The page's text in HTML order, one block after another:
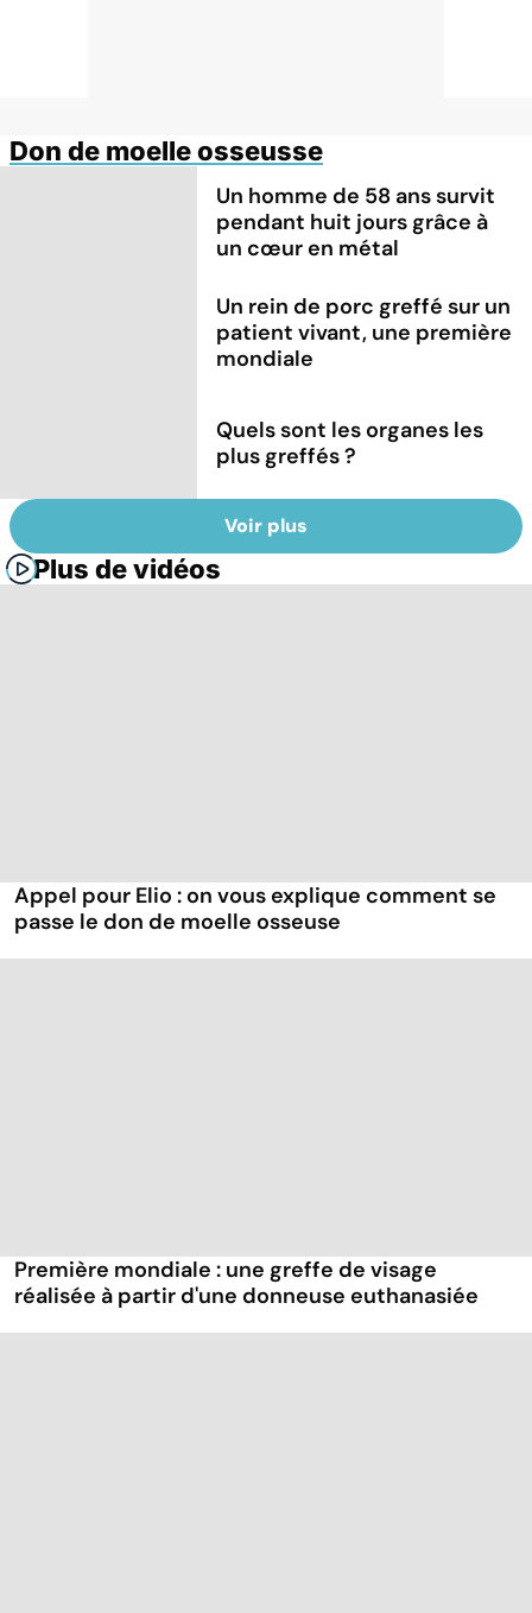
Don de moelle osseusse
Un homme de 58 ans survit
pendant huit jours grâce à
un cœur en métal
Un rein de porc greffé sur un
patient vivant, une première
mondiale
Quels sont les organes les
plus greffés ?
Voir plus
Plus de vidéos
Appel pour Elio : on vous explique comment se
passe le don de moelle osseuse
Première mondiale : une greffe de visage
réalisée à partir d'une donneuse euthanasiée